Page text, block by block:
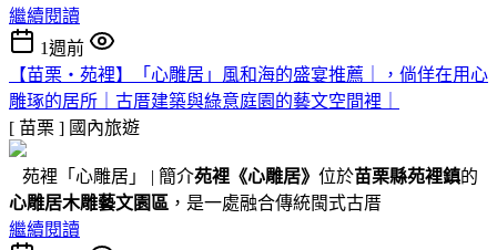
繼續閱讀
1週前
【苗栗・苑裡】「心雕居」風和海的盛宴推薦｜，倘佯在用心
雕琢的居所｜古厝建築與綠意庭園的藝文空間裡｜
[ 苗栗 ] 國內旅遊
苑裡「心雕居」 | 簡介苑裡 《心雕居》 位於苗栗縣苑裡鎮的
心雕居木雕藝文園區 ，是一處融合傳統閩式古厝
繼續閱讀